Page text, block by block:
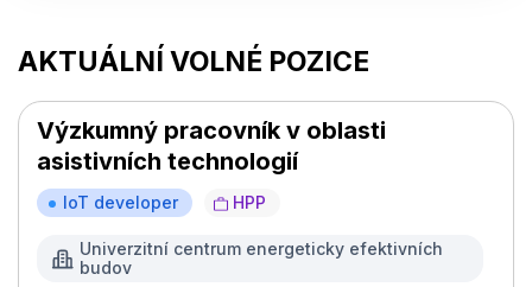
AKTUÁLNÍ VOLNÉ POZICE
Výzkumný pracovník v oblasti
asistivních technologií
IoT developer HPP
Univerzitní centrum energeticky efektivních
budov